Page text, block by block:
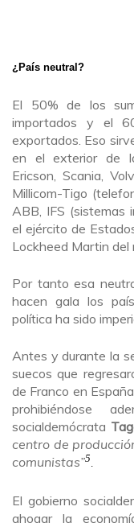
¿País neutral?
El 50% de los
importados y el
exportados. Eso
en el exterior de
Ericson, Scania,
Millicom-Tigo
ABB, IFS (sistemas
el ejército de
Lockheed Martin del
Por tanto esa
hacen gala los
política ha sido
Antes y durante la
suecos que
de Franco en
prohibiéndose
socialdemócrata
centro de
comunistas”5
El gobierno
ahogar la